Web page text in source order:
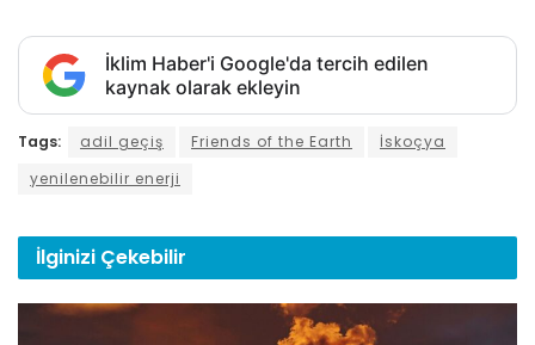
İklim Haber'i Google'da tercih edilen
kaynak olarak ekleyin
Tags: adil geçiş Friends of the Earth
İskoçya
yenilenebilir enerji
İlginizi Çekebilir